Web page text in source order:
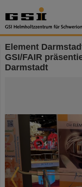
Element
GSI/FAIR
Darmstadt